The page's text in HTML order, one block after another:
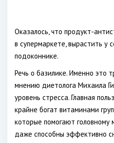
Оказалось, что продукт-
в супермаркете, вырастить у
подоконнике.
Речь о базилике. Именно это
мнению диетолога Михаила
уровень стресса. Главная
крайне богат витаминами
которые помогают головному
даже способны эффективно